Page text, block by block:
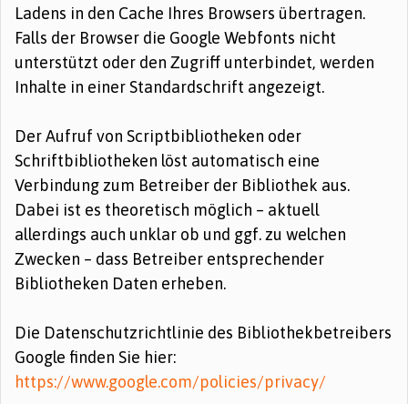
Ladens in den Cache Ihres Browsers übertragen.
Falls der Browser die Google Webfonts nicht
unterstützt oder den Zugriff unterbindet, werden
Inhalte in einer Standardschrift angezeigt.
Der Aufruf von Scriptbibliotheken oder
Schriftbibliotheken löst automatisch eine
Verbindung zum Betreiber der Bibliothek aus.
Dabei ist es theoretisch möglich – aktuell
allerdings auch unklar ob und ggf. zu welchen
Zwecken – dass Betreiber entsprechender
Bibliotheken Daten erheben.
Die Datenschutzrichtlinie des Bibliothekbetreibers
Google finden Sie hier:
https://www.google.com/policies/privacy/